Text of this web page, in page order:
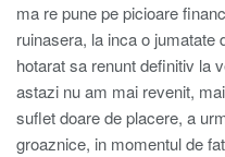
ma re pune pe picioare
ruinasera, la inca o jumatate
hotarat sa renunt definitiv la
astazi nu am mai revenit,
suflet doare de placere, a
groaznice, in momentul de